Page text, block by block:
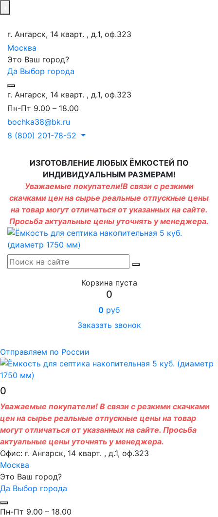
г. Ангарск, 14 кварт. , д.1, оф.323
Москва
Это Ваш город?
Да Выбор города
г. Ангарск, 14 кварт. , д.1, оф.323
Пн-Пт 9.00 – 18.00
bochka38@bk.ru
8 (800) 201-78-52
ИЗГОТОВЛЕНИЕ ЛЮБЫХ ЁМКОСТЕЙ ПО
ИНДИВИДУАЛЬНЫМ РАЗМЕРАМ!
Уважаемые покупатели!В связи с резкими
скачками цен на сырье реальные отпускные цены
на товар могут отличаться от указанных на сайте.
Просьба актуальные цены уточнять у менеджера.
Корзина пуста
0
0 руб
Заказать звонок
Отправляем по России
0
Уважаемые покупатели! В связи с резкими скачками
цен на сырье реальные отпускные цены на товар
могут отличаться от указанных на сайте. Просьба
актуальные цены уточнять у менеджера.
Офис: г. Ангарск, 14 кварт. , д.1, оф.323
Москва
Это Ваш город?
Да Выбор города
Пн-Пт 9.00 – 18.00